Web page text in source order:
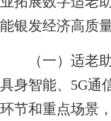
能银发经济高质量
（一）适老助
具身智能、5G通
环节和重点场景